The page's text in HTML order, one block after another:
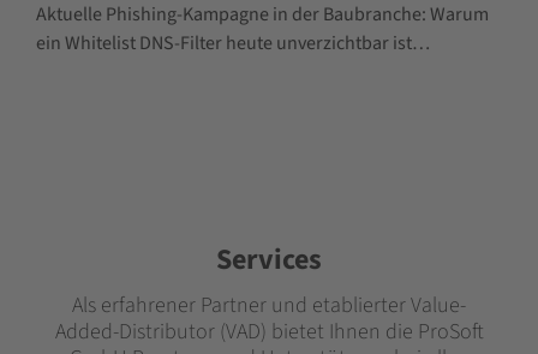
Aktuelle Phishing-Kampagne in der Baubranche: Warum
ein Whitelist DNS-Filter heute unverzichtbar ist…
Services
Als erfahrener Partner und etablierter Value-
Added-Distributor (VAD) bietet Ihnen die ProSoft